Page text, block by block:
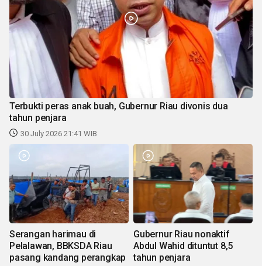
Terbukti peras anak buah, Gubernur Riau divonis dua
tahun penjara
30 July 2026 21:41 WIB
Serangan harimau di
Pelalawan, BBKSDA Riau
pasang kandang perangkap
Gubernur Riau nonaktif
Abdul Wahid dituntut 8,5
tahun penjara